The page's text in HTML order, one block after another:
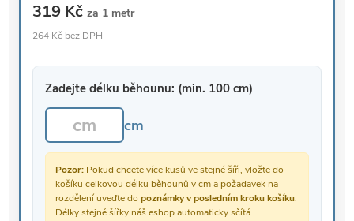
319 Kč za 1 metr
264 Kč bez DPH
Zadejte délku běhounu: (min. 100 cm)
cm
Pozor: Pokud chcete více kusů ve stejné šíři, vložte do
košíku celkovou délku běhounů v cm a požadavek na
rozdělení uveďte do poznámky v posledním kroku košíku.
Délky stejné šířky náš eshop automaticky sčítá.